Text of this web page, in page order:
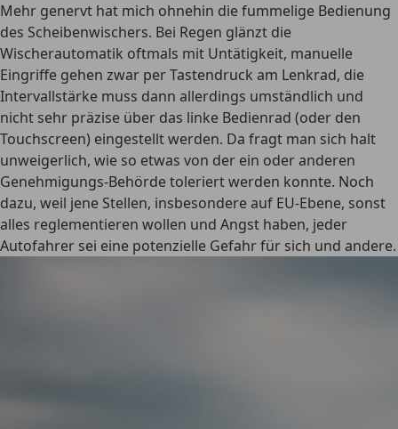
Mehr genervt hat mich ohnehin die fummelige Bedienung
des Scheibenwischers. Bei Regen glänzt die
Wischerautomatik oftmals mit Untätigkeit, manuelle
Eingriffe gehen zwar per Tastendruck am Lenkrad, die
Intervallstärke muss dann allerdings umständlich und
nicht sehr präzise über das linke Bedienrad (oder den
Touchscreen) eingestellt werden. Da fragt man sich halt
unweigerlich, wie so etwas von der ein oder anderen
Genehmigungs-Behörde toleriert werden konnte. Noch
dazu, weil jene Stellen, insbesondere auf EU-Ebene, sonst
alles reglementieren wollen und Angst haben, jeder
Autofahrer sei eine potenzielle Gefahr für sich und andere.